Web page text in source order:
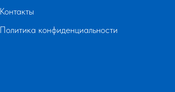
Контакты
Политика конфиденциальности